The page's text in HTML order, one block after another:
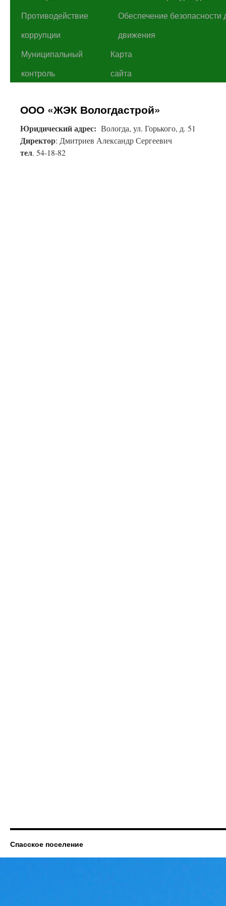
Противодействие
коррупции
Обеспечение безопасности
движения
Муниципальный
контроль
Карта
сайта
ООО «ЖЭК Вологдастрой»
Юридический адрес: Вологда, ул. Горького, д. 51
Директор: Дмитриев Александр Сергеевич
тел. 54-18-82
Спасское поселение